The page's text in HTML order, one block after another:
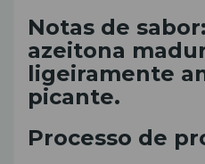
Notas de
azeitona
ligeiramente
picante.
Processo de